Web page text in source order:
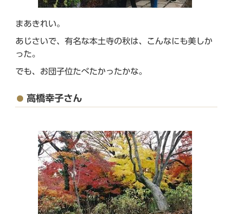
まあきれい。
あじさいで、有名な本土寺の秋は、こんなにも美しか
った。
でも、お団子位たべたかったかな。
高橋幸子さん